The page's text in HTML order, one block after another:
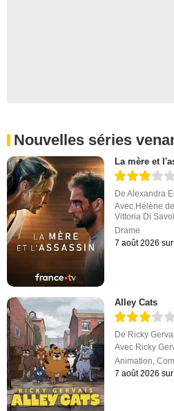
Nouvelles séries
La mère et
DeAlexandra
Avec Hélène
Vittoria Di
Drame
7 août 2026
Alley Cats
De Ricky
Avec Ricky
Animation,
7 août 2026